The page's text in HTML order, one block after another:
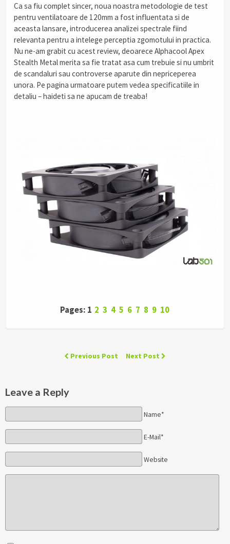
Ca sa fiu complet sincer, noua noastra metodologie de test
pentru ventilatoare de 120mm a fost influentata si de
aceasta lansare, introducerea analizei spectrale fiind
relevanta pentru a intelege perceptia zgomotului in practica.
Nu ne-am grabit cu acest review, deoarece Alphacool Apex
Stealth Metal merita sa fie tratat asa cum trebuie si nu umbrit
de scandaluri sau controverse aparute din nepriceperea
unora. Pe pagina urmatoare putem vedea specificatiile in
detaliu – haideti sa ne apucam de treaba!
Pages: 1 2 3 4 5 6 7 8 9 10
Previous Post Next Post
Leave a Reply
Name*
E-Mail*
Website